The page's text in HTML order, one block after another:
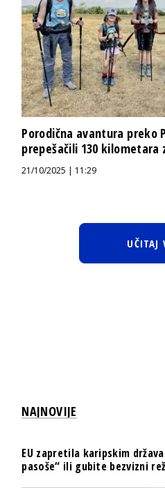
Porodična avantura preko
prepešačili 130 kilometara
21/10/2025 | 11:29
UČITAJ
NAJNOVIJE
EU zapretila karipskim
pasoše“ ili gubite bezvizni